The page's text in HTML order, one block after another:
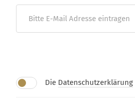
Die Datenschutzerklärung